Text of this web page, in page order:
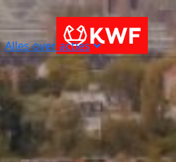
Alles over acties